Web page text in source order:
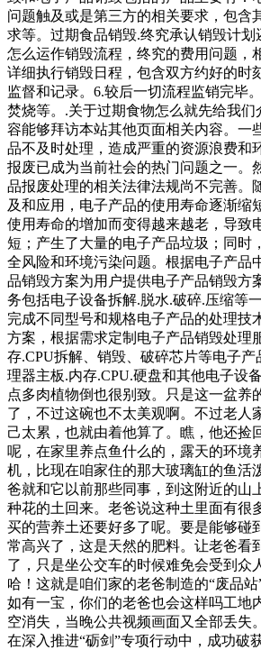
问题触及或是第三方的相关要求，包含
求等。过期食品销毁.终究承认销毁计划
怎么运作销毁流程，终究的费用问题，
详细执行销毁日程，包含双方约好的时
监督和记录。6.较后一切流程监销完毕
焚烧等。.关于过期食物怎么就先给我们
容能够拜访本站其他页面相关内容。一
品不及时处理，造成严重的资源浪费和
报废已成为当前社会的热门问题之一。
品报废处理的相关法律法规尚不完善。
及和应用，电子产品的使用寿命逐渐缩
使用寿命的增加而变得越来越老，导致
短；产生了大量的电子产品垃圾；同时
全风险和环境污染问题。根据电子产品
品销毁方案为用户提供电子产品销毁方
务包括电子设备拆解.脱水.破碎.压缩等
完成不同型号和规格电子产品的处理技
方案，根据需求定制电子产品销毁处理
存.CPU拆解、销毁、破碎芯片等电子
理器主板.内存.CPU.硬盘和其他电子设
点多肉植物倒也很别致。只是这一盆养
了，不过这碗也不太美观啊。不过老人
己太累，也就由着他算了。瞧，他还捡
呢，在家里养点鱼什么的，露天的环境
机，比现在咱家住的那大玻璃缸的鱼活
爸就和它以前那些同事，到这附近的山
种花的土回来。老爸说这种土里面有很
买的营养土还要好多了呢。要是能够碰
常高兴了，这是天然的肥料。让老爸看
了，只是坐公交车的时候难免会受到众
哈！这就是咱们家的老爸制造的“废品
如有一宝，你们的老爸也会这样吗工地
空消失，当晚公共视频画面又全部丢失
在深入推进“砺剑”专项行动中，成功破